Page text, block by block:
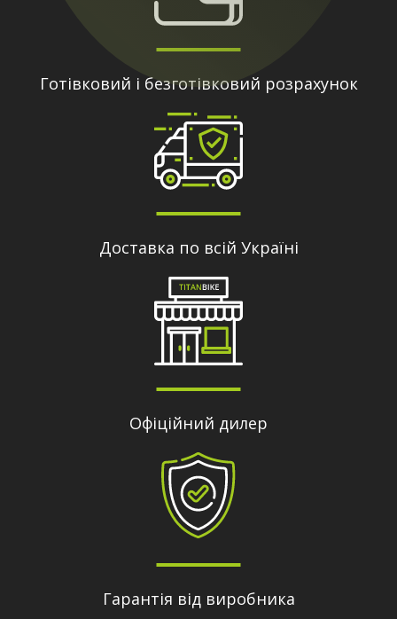
Готівковий і безготівковий розрахунок
Доставка по всій Україні
Офіційний дилер
Гарантія від виробника